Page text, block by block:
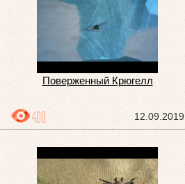
Поверженный Крюгелл
12.09.2019
400